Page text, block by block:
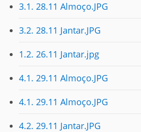
3.1. 28.11 Almoço.JPG
3.2. 28.11 Jantar.JPG
1.2. 26.11 Jantar.jpg
4.1. 29.11 Almoço.JPG
4.1. 29.11 Almoço.JPG
4.2. 29.11 Jantar.JPG